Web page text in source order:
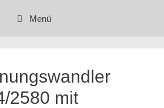
Menü
2580 mit